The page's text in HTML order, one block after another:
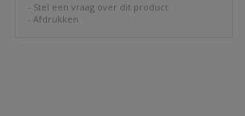
- Stel een vraag over dit product
-Afdrukken